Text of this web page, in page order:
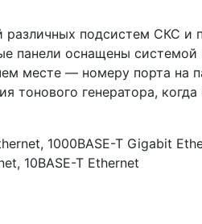
различных подсистем СКС и
панели оснащены системой
месте — номеру порта на
тонового генератора,
1000BASE-T Gigabit
10BASE-T Ethernet